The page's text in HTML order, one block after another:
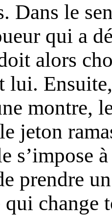
Dans le
qui a
alors
lui.
montre,
jeton
s’impose
prendre
change